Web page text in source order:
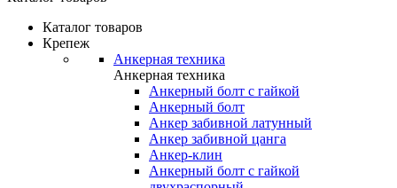
Каталог товаров
Крепеж
Анкерная техника
Анкерная техника
Анкерный болт с гайкой
Анкерный болт
Анкер забивной латунный
Анкер забивной цанга
Анкер-клин
Анкерный болт с гайкой